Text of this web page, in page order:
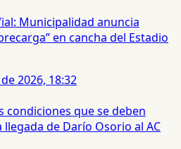
Municipalidad anuncia
en cancha del Estadio
2026, 18:32